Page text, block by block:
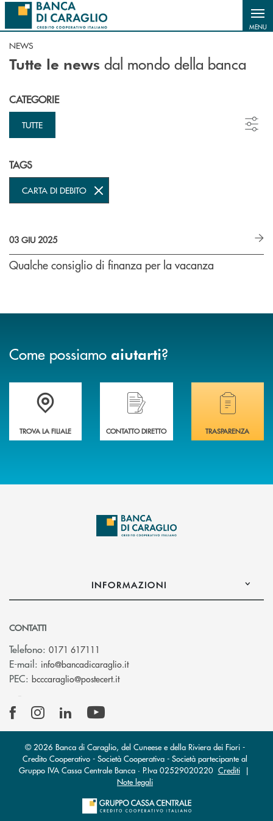
Salta al contenuto principale
MENU
NEWS
Tutte le news dal mondo della banca
CATEGORIE
TUTTE
TAGS
CARTA DI DEBITO
03 GIU 2025
Qualche consiglio di finanza per la vacanza
Come possiamo aiutarti?
Accedi all' elenco completo delle filiali di Banca di Caraglio.
TROVA LA FILIALE
Hai bisogno di assistenza immediata?
CONTATTO DIRETTO
Hai bisogno di
TRASPARENZA
INFORMAZIONI
CONTATTI
Telefono: 0171 617111
E-mail: info@bancadicaraglio.it(si apre l’app di posta elettronica)
PEC: bcccaraglio@postecert.it(si apre l’app di posta elettronica)
© 2026 Banca di Caraglio, del Cuneese e della Riviera dei Fiori -
Credito Cooperativo - Società Cooperativa - Società partecipante al
Gruppo IVA Cassa Centrale Banca · P.Iva 02529020220 Crediti|
Note legali